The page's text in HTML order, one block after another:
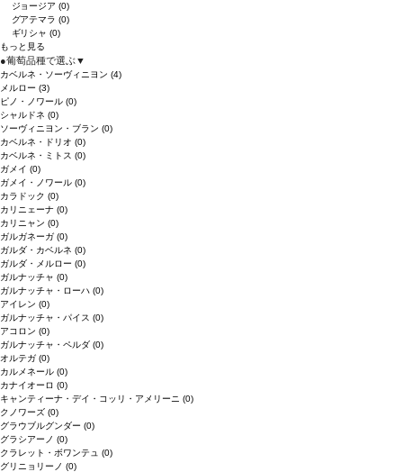
ジョージア(0)
グアテマラ(0)
ギリシャ(0)
もっと見る
●葡萄品種で選ぶ▼
カベルネ・ソーヴィニヨン (4)
メルロー (3)
ピノ・ノワール (0)
シャルドネ (0)
ソーヴィニヨン・ブラン (0)
カベルネ・ドリオ (0)
カベルネ・ミトス (0)
ガメイ (0)
ガメイ・ノワール (0)
カラドック (0)
カリニェーナ (0)
カリニャン (0)
ガルガネーガ (0)
ガルダ・カベルネ (0)
ガルダ・メルロー (0)
ガルナッチャ (0)
ガルナッチャ・ローハ (0)
アイレン (0)
ガルナッチャ・パイス (0)
アコロン (0)
ガルナッチャ・ペルダ (0)
オルテガ (0)
カルメネール (0)
カナイオーロ (0)
キャンティーナ・デイ・コッリ・アメリーニ (0)
クノワーズ (0)
グラウブルグンダー (0)
グラシアーノ (0)
クラレット・ボワンテュ (0)
グリニョリーノ (0)